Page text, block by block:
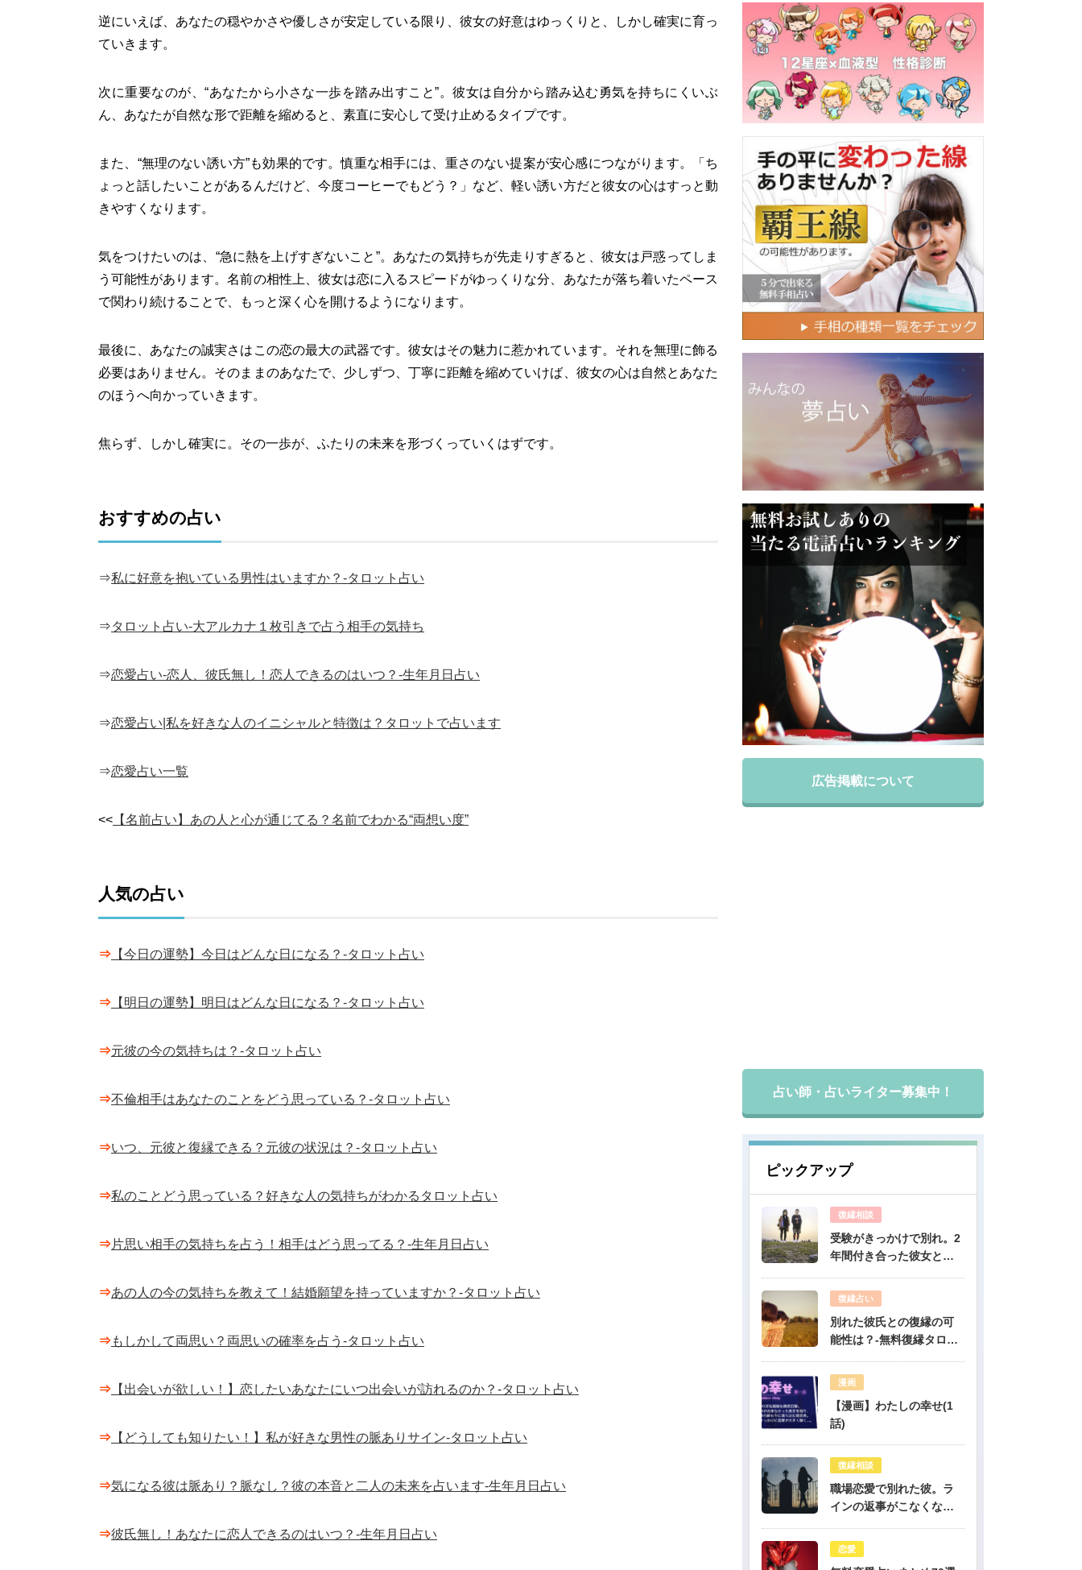
逆にいえば、あなたの穏やかさや優しさが安定している限り、彼女の好意はゆっくりと、しかし確実に育っ
ていきます。
次に重要なのが、“あなたから小さな一歩を踏み出すこと”。彼女は自分から踏み込む勇気を持ちにくいぶ
ん、あなたが自然な形で距離を縮めると、素直に安心して受け止めるタイプです。
また、“無理のない誘い方”も効果的です。慎重な相手には、重さのない提案が安心感につながります。「ち
ょっと話したいことがあるんだけど、今度コーヒーでもどう？」など、軽い誘い方だと彼女の心はすっと動
きやすくなります。
気をつけたいのは、“急に熱を上げすぎないこと”。あなたの気持ちが先走りすぎると、彼女は戸惑ってしま
う可能性があります。名前の相性上、彼女は恋に入るスピードがゆっくりな分、あなたが落ち着いたペース
で関わり続けることで、もっと深く心を開けるようになります。
最後に、あなたの誠実さはこの恋の最大の武器です。彼女はその魅力に惹かれています。それを無理に飾る
必要はありません。そのままのあなたで、少しずつ、丁寧に距離を縮めていけば、彼女の心は自然とあなた
のほうへ向かっていきます。
焦らず、しかし確実に。その一歩が、ふたりの未来を形づくっていくはずです。
おすすめの占い
⇒私に好意を抱いている男性はいますか？-タロット占い
⇒タロット占い-大アルカナ１枚引きで占う相手の気持ち
⇒恋愛占い-恋人、彼氏無し！恋人できるのはいつ？-生年月日占い
⇒恋愛占い|私を好きな人のイニシャルと特徴は？タロットで占います
⇒恋愛占い一覧
<< 【名前占い】あの人と心が通じてる？名前でわかる“両想い度”
人気の占い
⇒ 【今日の運勢】今日はどんな日になる？-タロット占い
⇒ 【明日の運勢】明日はどんな日になる？-タロット占い
⇒元彼の今の気持ちは？-タロット占い
⇒不倫相手はあなたのことをどう思っている？-タロット占い
⇒いつ、元彼と復縁できる？元彼の状況は？-タロット占い
⇒私のことどう思っている？好きな人の気持ちがわかるタロット占い
⇒片思い相手の気持ちを占う！相手はどう思ってる？-生年月日占い
⇒あの人の今の気持ちを教えて！結婚願望を持っていますか？-タロット占い
⇒もしかして両思い？両思いの確率を占う-タロット占い
⇒ 【出会いが欲しい！】恋したいあなたにいつ出会いが訪れるのか？-タロット占い
⇒ 【どうしても知りたい！】私が好きな男性の脈ありサイン-タロット占い
⇒気になる彼は脈あり？脈なし？彼の本音と二人の未来を占います-生年月日占い
⇒彼氏無し！あなたに恋人できるのはいつ？-生年月日占い
広告掲載について
占い師・占いライター募集中！
ピックアップ
復縁相談
受験がきっかけで別れ。2
年間付き合った彼女と復
無料占い
復縁占い
別れた彼氏との復縁の可
能性は？-無料復縁タロッ
漫画
【漫画】わたしの幸せ(1
話)
復縁相談
職場恋愛で別れた彼。ラ
インの返事がこなくなっ
公開鑑定-無料占い
恋愛